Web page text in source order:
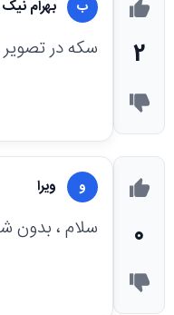
2
ب بهرام
سکه در
0
و ویرا
سلام ،